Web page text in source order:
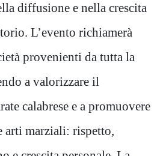
diffusione e nella crescita
L’evento richiamerà
provenienti da tutta la
a valorizzare il
calabrese e a promuovere
marziali: rispetto,